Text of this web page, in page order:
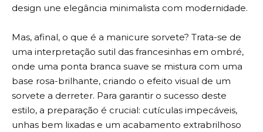
design une elegância minimalista com modernidade.
Mas, afinal, o que é a manicure sorvete? Trata-se de
uma interpretação sutil das francesinhas em ombré,
onde uma ponta branca suave se mistura com uma
base rosa-brilhante, criando o efeito visual de um
sorvete a derreter. Para garantir o sucesso deste
estilo, a preparação é crucial: cutículas impecáveis,
unhas bem lixadas e um acabamento extrabrilhoso